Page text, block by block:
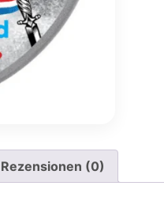
Rezensionen (0)